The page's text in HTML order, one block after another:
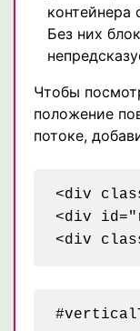
контейнера
Без них
Чтобы
положение
потоке,
<div
<div